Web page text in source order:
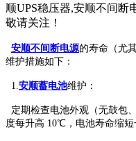
顺UPS稳压器,安顺不间断
敬请关注！
安顺不间断电源的寿命（尤
维护措施如下：
1. 安顺蓄电池维护：
定期检查电池外观（无鼓包
度每升高 10℃，电池寿命缩短